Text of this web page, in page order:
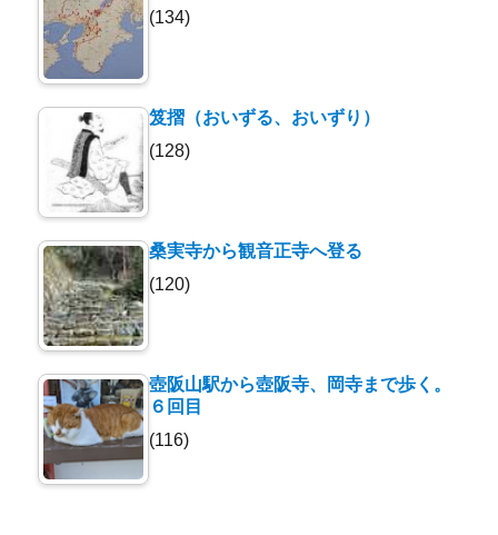
(134)
笈摺（おいずる、おいずり）
(128)
桑実寺から観音正寺へ登る
(120)
壺阪山駅から壺阪寺、岡寺まで歩く。
６回目
(116)